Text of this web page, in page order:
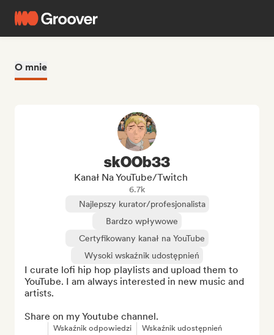
O mnie
skOOb33
Kanał Na YouTube/Twitch
6.7k
Najlepszy kurator/profesjonalista
Bardzo wpływowe
Certyfikowany kanał na YouTube
Wysoki wskaźnik udostępnień
I curate lofi hip hop playlists and upload them to
YouTube. I am always interested in new music and
artists.
Share on my Youtube channel.
Wskaźnik odpowiedzi Wskaźnik udostępnień